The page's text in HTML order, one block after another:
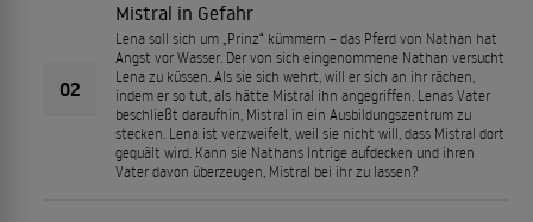
02
Mistral in Gefahr
Lena soll sich um „Prinz“ kümmern – das Pferd von Nathan hat
Angst vor Wasser. Der von sich eingenommene Nathan versucht
Lena zu küssen. Als sie sich wehrt, will er sich an ihr rächen,
indem er so tut, als hätte Mistral ihn angegriffen. Lenas Vater
beschließt daraufhin, Mistral in ein Ausbildungszentrum zu
stecken. Lena ist verzweifelt, weil sie nicht will, dass Mistral dort
gequält wird. Kann sie Nathans Intrige aufdecken und ihren
Vater davon überzeugen, Mistral bei ihr zu lassen?